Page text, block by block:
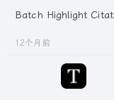
Batch Highlight
12个月前